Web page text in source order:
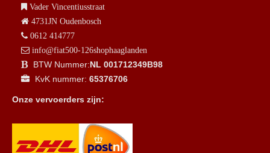
Vader Vincentiusstraat
4731JN Oudenbosch
0612 414777
info@fiat500-126shophaaglanden
BTW Nummer:NL 001712349B98
KvK nummer: 65376706
Onze vervoerders zijn: